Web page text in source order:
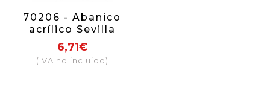
70206 - Abanico
acrílico Sevilla
nocturno
6,71€
(IVA no incluido)